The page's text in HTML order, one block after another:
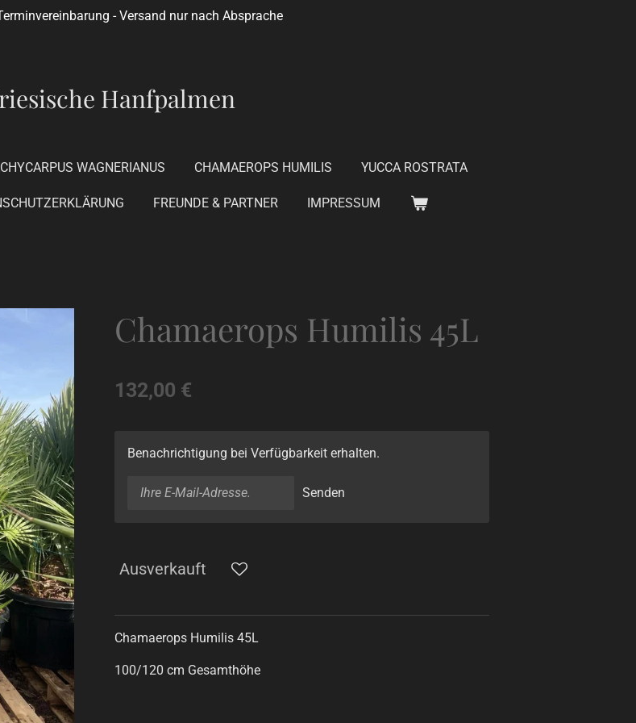
- Versand nur nach Absprache
Hanfpalmen
WAGNERIANUS CHAMAEROPS HUMILIS YUCCA ROSTRATA
FREUNDE & PARTNER IMPRESSUM
Chamaerops Humilis 45L
132,00 €
Benachrichtigung bei Verfügbarkeit erhalten.
Senden
Ausverkauft
Chamaerops Humilis 45L
100/120 cm Gesamthöhe